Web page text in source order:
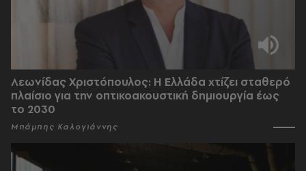
Λεωνίδας Χριστόπουλος: Η Ελλάδα χτίζει σταθερό
πλαίσιο για την οπτικοακουστική δημιουργία έως
το 2030
Μπάμπης Καλογιάννης